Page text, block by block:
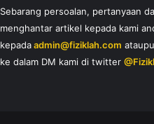
Sebarang persoalan, pertanyaan
menghantar artikel kepada kami
kepadaadmin@fiziklah.com
ke dalam DM kami di twitter